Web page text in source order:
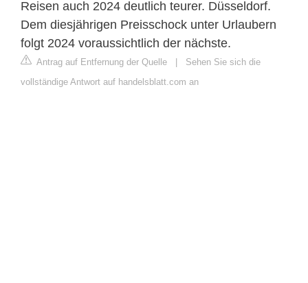
Reisen auch 2024 deutlich teurer. Düsseldorf.
Dem diesjährigen Preisschock unter Urlaubern
folgt 2024 voraussichtlich der nächste.
Antrag auf Entfernung der Quelle
Sehen Sie sich die
vollständige Antwort auf handelsblatt.com an